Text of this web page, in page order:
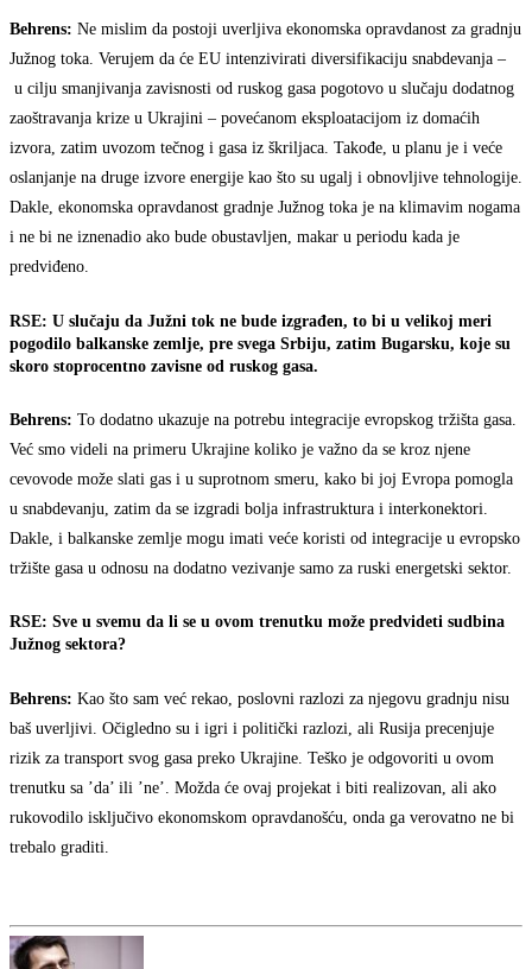
Behrens: Ne mislim da postoji uverljiva ekonomska opravdanost za gradnju
Južnog toka. Verujem da će EU intenzivirati diversifikaciju snabdevanja –
u cilju smanjivanja zavisnosti od ruskog gasa pogotovo u slučaju dodatnog
zaoštravanja krize u Ukrajini – povećanom eksploatacijom iz domaćih
izvora, zatim uvozom tečnog i gasa iz škriljaca. Takođe, u planu je i veće
oslanjanje na druge izvore energije kao što su ugalj i obnovljive tehnologije.
Dakle, ekonomska opravdanost gradnje Južnog toka je na klimavim nogama
i ne bi ne iznenadio ako bude obustavljen, makar u periodu kada je
predviđeno.
RSE: U slučaju da Južni tok ne bude izgrađen, to bi u velikoj meri
pogodilo balkanske zemlje, pre svega Srbiju, zatim Bugarsku, koje su
skoro stoprocentno zavisne od ruskog gasa.
Behrens: To dodatno ukazuje na potrebu integracije evropskog tržišta gasa.
Već smo videli na primeru Ukrajine koliko je važno da se kroz njene
cevovode može slati gas i u suprotnom smeru, kako bi joj Evropa pomogla
u snabdevanju, zatim da se izgradi bolja infrastruktura i interkonektori.
Dakle, i balkanske zemlje mogu imati veće koristi od integracije u evropsko
tržište gasa u odnosu na dodatno vezivanje samo za ruski energetski sektor.
RSE: Sve u svemu da li se u ovom trenutku može predvideti sudbina
Južnog sektora?
Behrens: Kao što sam već rekao, poslovni razlozi za njegovu gradnju nisu
baš uverljivi. Očigledno su i igri i politički razlozi, ali Rusija precenjuje
rizik za transport svog gasa preko Ukrajine. Teško je odgovoriti u ovom
trenutku sa ’da’ ili ’ne’. Možda će ovaj projekat i biti realizovan, ali ako
rukovodilo isključivo ekonomskom opravdanošću, onda ga verovatno ne bi
trebalo graditi.